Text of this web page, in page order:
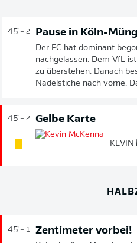
45'+ 2 Pause in Köln-
Der FC hat dominant
nachgelassen. Dem VfL
zu überstehen. Danach
Nadelstiche nach vorne.
45'+ 2 Gelbe Karte
KEVIN
45'+ 1 Zentimeter vorbei!